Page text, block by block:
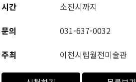
시간
소진시까지
문의
031-637-0032
주최
이천시립월전미술관